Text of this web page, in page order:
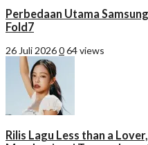
Perbedaan Utama
Fold7
26 Juli 2026064 views
Rilis Lagu Less than a